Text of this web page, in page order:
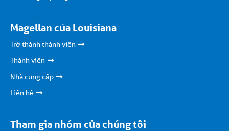
Magellan của Louisiana
Trở thành thành viên
Thành viên
Nhà cung cấp
Liên hệ
Tham gia nhóm của chúng tôi